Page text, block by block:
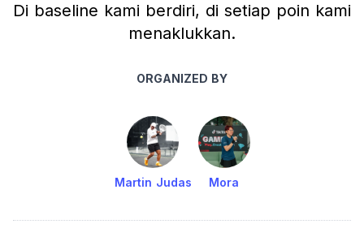
Di baseline kami berdiri, di setiap poin kami
menaklukkan.
ORGANIZED BY
Martin Judas Mora